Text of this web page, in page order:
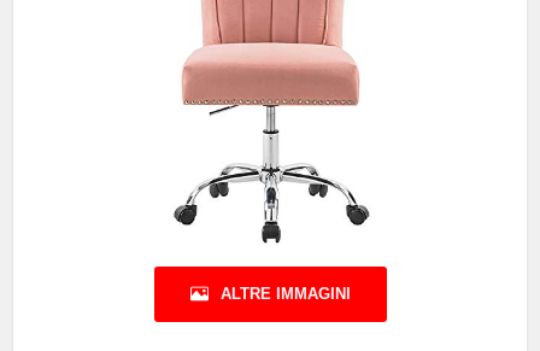
ALTRE IMMAGINI